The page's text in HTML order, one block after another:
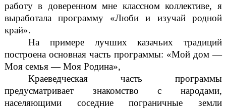
работу в доверенном мне классном коллективе, я
выработала программу «Люби и изучай родной
край».
На примере лучших казачьих традиций
построена основная часть программы: «Мой дом —
Моя семья — Моя Родина»,
Краеведческая часть программы
предусматривает знакомство с народами,
населяющими соседние пограничные земли